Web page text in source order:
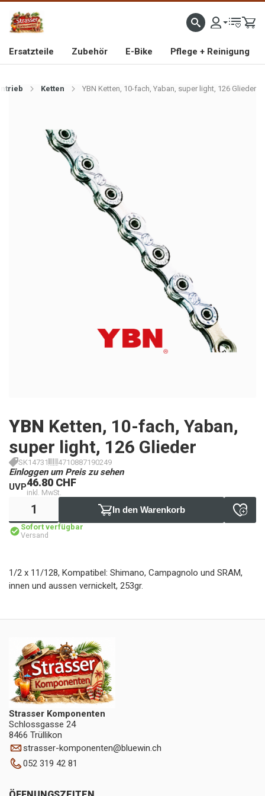
IMPORTEUR VON HOCHWERTIGEN FAHRRAD- UND MOFAERSATZTEILEN SEIT 1993
Ersatzteile Zubehör E-Bike Pflege + Reinigung
Ketten YBN Ketten, 10-fach, Yaban, super light, 126 Glieder
YBN Ketten, 10-fach, Yaban,
super light, 126 Glieder
SK14731 4710887190249
Einloggen um Preis zu sehen
UVP46.80 CHF
inkl. MwSt.
In den Warenkorb
Sofort verfügbar
Versand
1/2 x 11/128, Kompatibel: Shimano, Campagnolo und SRAM,
innen und aussen vernickelt, 253gr.
Strasser Komponenten
Schlossgasse 24
8466 Trüllikon
strasser-komponenten@bluewin.ch
052 319 42 81